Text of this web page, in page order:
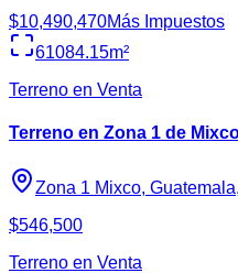
$10,490,470Más Impuestos
61084.15m²
Terreno en Venta
Terreno en Zona 1 de
Zona 1 Mixco,
$546,500
Terreno en Venta